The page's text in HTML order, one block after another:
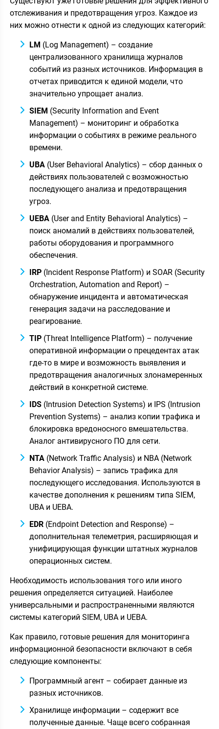
отслеживания и предотвращения угроз. Каждое из
них можно отнести к одной из следующих категорий:
LM (Log Management) – создание
централизованного хранилища журналов
событий из разных источников. Информация в
отчетах приводится к единой модели, что
значительно упрощает анализ.
SIEM (Security Information and Event
Management) – мониторинг и обработка
информации о событиях в режиме реального
времени.
UBA (User Behavioral Analytics) – сбор данных о
действиях пользователей с возможностью
последующего анализа и предотвращения
угроз.
UEBA (User and Entity Behavioral Analytics) –
поиск аномалий в действиях пользователей,
работы оборудования и программного
обеспечения.
IRP (Incident Response Platform) и SOAR (Security
Orchestration, Automation and Report) –
обнаружение инцидента и автоматическая
генерация задачи на расследование и
реагирование.
TIP (Threat Intelligence Platform) – получение
оперативной информации о прецедентах атак
где-то в мире и возможность выявления и
предотвращения аналогичных злонамеренных
действий в конкретной системе.
IDS (Intrusion Detection Systems) и IPS (Intrusion
Prevention Systems) – анализ копии трафика и
блокировка вредоносного вмешательства.
Аналог антивирусного ПО для сети.
NTA (Network Traffic Analysis) и NBA (Network
Behavior Analysis) – запись трафика для
последующего исследования. Используются в
качестве дополнения к решениям типа SIEM,
UBA и UEBA.
EDR (Endpoint Detection and Response) –
дополнительная телеметрия, расширяющая и
унифицирующая функции штатных журналов
операционных систем.
Необходимость использования того или иного
решения определяется ситуацией. Наиболее
универсальными и распространенными являются
системы категорий SIEM, UBA и UEBA.
Как правило, готовые решения для мониторинга
информационной безопасности включают в себя
следующие компоненты:
Программный агент – собирает данные из
разных источников.
Хранилище информации – содержит все
полученные данные. Чаще всего собранная